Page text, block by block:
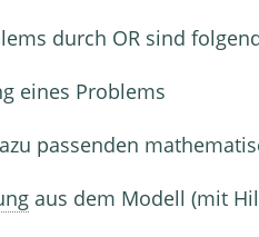
durch OR sind
eines Problems
passenden
aus dem Modell (mit